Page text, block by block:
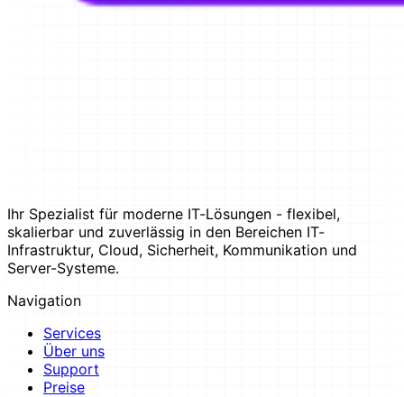
Ihr Spezialist für moderne IT-Lösungen - flexibel,
skalierbar und zuverlässig in den Bereichen IT-
Infrastruktur, Cloud, Sicherheit, Kommunikation und
Server-Systeme.
Navigation
Services
Über uns
Support
Preise